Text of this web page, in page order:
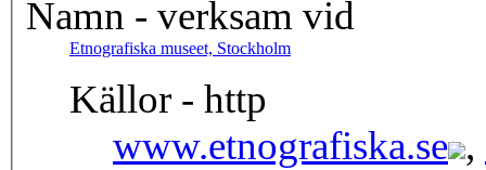
Namn - verksam vid
Etnografiska museet, Stockholm
Källor - http
www.etnografiska.se ,